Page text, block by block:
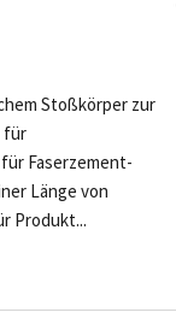
Stoßkörper zur
für
Faserzement-
Länge von
Produkt...